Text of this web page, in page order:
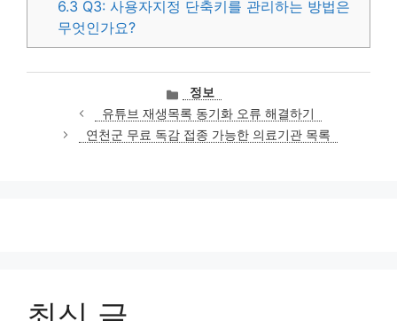
6.3 Q3: 사용자지정 단축키를 관리하는 방법은
무엇인가요?
카
테
고
리
정보
유튜브 재생목록 동기화 오류 해결하기
연천군 무료 독감 접종 가능한 의료기관 목록